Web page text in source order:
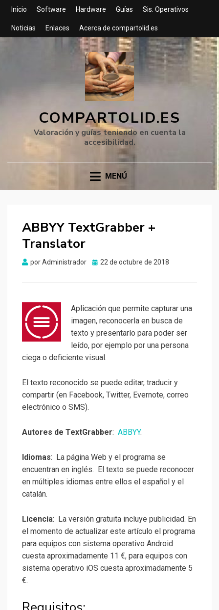
Inicio Software Hardware Guías Sis. Operativos
Noticias Enlaces Acerca de compartolid.es
COMPARTOLID.ES
Valoración y guías teniendo en cuenta la
accesibilidad.
MENÚ
ABBYY TextGrabber +
Translator
porAdministrador
Publicado
22 de octubre de 2018
Aplicación que permite capturar una
imagen, reconocerla en busca de
texto y presentarlo para poder ser
leído, por ejemplo por una persona
ciega o deficiente visual.
El texto reconocido se puede editar, traducir y
compartir (en Facebook, Twitter, Evernote, correo
electrónico o SMS).
Autores de TextGrabber: ABBYY.
Idiomas: La página Web y el programa se
encuentran en inglés. El texto se puede reconocer
en múltiples idiomas entre ellos el español y el
catalán.
Licencia: La versión gratuita incluye publicidad. En
el momento de actualizar este artículo el programa
para equipos con sistema operativo Android
cuesta aproximadamente 11 €, para equipos con
sistema operativo iOS cuesta aproximadamente 5
€.